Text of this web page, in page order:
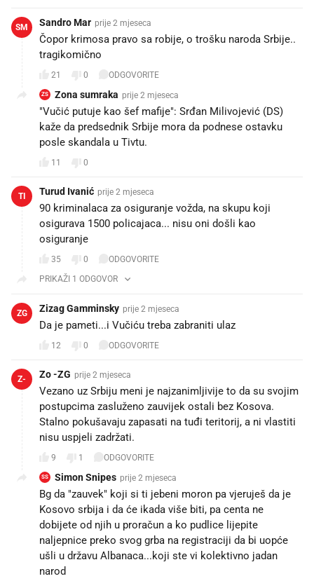
SM Sandro Mar prije 2 mjeseca
Čopor krimosa pravo sa robije, o trošku naroda Srbije..
tragikomično
21 0 ODGOVORITE
ZS Zona sumraka prije 2 mjeseca
"Vučić putuje kao šef mafije": Srđan Milivojević (DS)
kaže da predsednik Srbije mora da podnese ostavku
posle skandala u Tivtu.
11 0
TI Turud Ivanić prije 2 mjeseca
90 kriminalaca za osiguranje vožda, na skupu koji
osigurava 1500 policajaca... nisu oni došli kao
osiguranje
35 0
ODGOVORITE
PRIKAŽI 1 ODGOVOR
ZG Zizag Gamminsky prije 2 mjeseca
Da je pameti...i Vučiću treba zabraniti ulaz
12 0 ODGOVORITE
Z- Zo -ZG prije 2 mjeseca
Vezano uz Srbiju meni je najzanimljivije to da su svojim
postupcima zasluženo zauvijek ostali bez Kosova.
Stalno pokušavaju zapasati na tuđi teritorij, a ni vlastiti
nisu uspjeli zadržati.
9 1 ODGOVORITE
SS Simon Snipes prije 2 mjeseca
Bg da "zauvek" koji si ti jebeni moron pa vjeruješ da je
Kosovo srbija i da će ikada više biti, pa centa ne
dobijete od njih u proračun a ko pudlice lijepite
naljepnice preko svog grba na registraciji da bi uopće
ušli u državu Albanaca...koji ste vi kolektivno jadan
narod